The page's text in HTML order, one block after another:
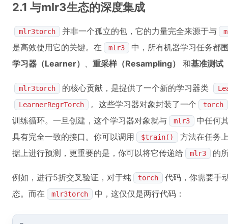
2.1 与mlr3生态的深度集成
mlr3torch 并非一个孤立的包，它的力量完全来源于与
是高效使用它的关键。在 mlr3
中，所有机器学习任务都
学习器（Learner） 、 重采样（Resampling） 和基准测试
mlr3torch 的核心贡献，是提供了一个新的学习器类
LearnerRegrTorch
。这些学习器对象封装了一个 torch
训练循环。一旦创建，这个学习器对象就与 mlr3
中任何
具有完全一致的接口。你可以调用
$train()
方法在任务
据上进行预测，更重要的是，你可以将它传递给
mlr3 的
例如，进行5折交叉验证，对于纯 torch
代码，你需要手
态。而在
mlr3torch 中，这仅仅是两行代码：